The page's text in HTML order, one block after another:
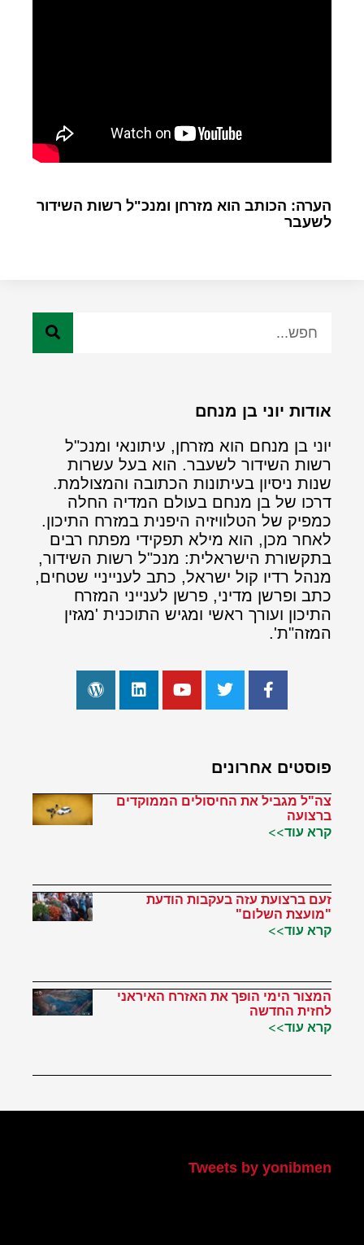
הערה: הכותב הוא מזרחן ומנכ"ל רשות השידור
לשעבר
אודות יוני בן מנחם
יוני בן מנחם הוא מזרחן, עיתונאי ומנכ"ל
רשות השידור לשעבר. הוא בעל עשרות
שנות ניסיון בעיתונות הכתובה והמצולמת.
דרכו של בן מנחם בעולם המדיה החלה
כמפיק של הטלוויזיה היפנית במזרח התיכון.
לאחר מכן, הוא מילא תפקידי מפתח רבים
בתקשורת הישראלית: מנכ"ל רשות השידור,
מנהל רדיו קול ישראל, כתב לענייניי שטחים,
כתב ופרשן מדיני, פרשן לענייני המזרח
התיכון ועורך ראשי ומגיש התוכנית 'מגזין
המזה"ת'.
פוסטים אחרונים
צה"ל מגביל את החיסולים הממוקדים
ברצועה
קרא עוד>>
זעם ברצועת עזה בעקבות הודעת
"מועצת השלום"
קרא עוד>>
המצור הימי הופך את האזרח האיראני
לחזית החדשה
קרא עוד>>
Tweets by yonibmen